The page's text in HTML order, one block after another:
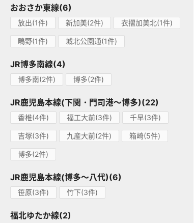
おおさか東線(6)
放出(1件) 新加美(2件) 衣摺加美北(1件)
鴫野(1件) 城北公園通(1件)
JR博多南線(4)
博多南(2件) 博多(2件)
JR鹿児島本線(下関・門司港～博多)(22)
香椎(4件) 福工大前(3件) 千早(3件)
吉塚(3件) 九産大前(2件) 箱崎(5件)
博多(2件)
JR鹿児島本線(博多～八代)(6)
笹原(3件) 竹下(3件)
福北ゆたか線(2)